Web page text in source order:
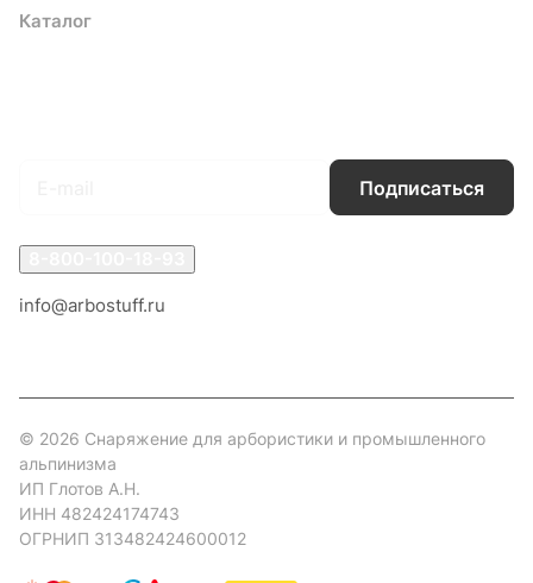
Каталог
Подписаться
info@arbostuff.ru
© 2026 Снаряжение для арбористики и промышленного
альпинизма
ИП Глотов А.Н.
ИНН 482424174743
ОГРНИП 313482424600012